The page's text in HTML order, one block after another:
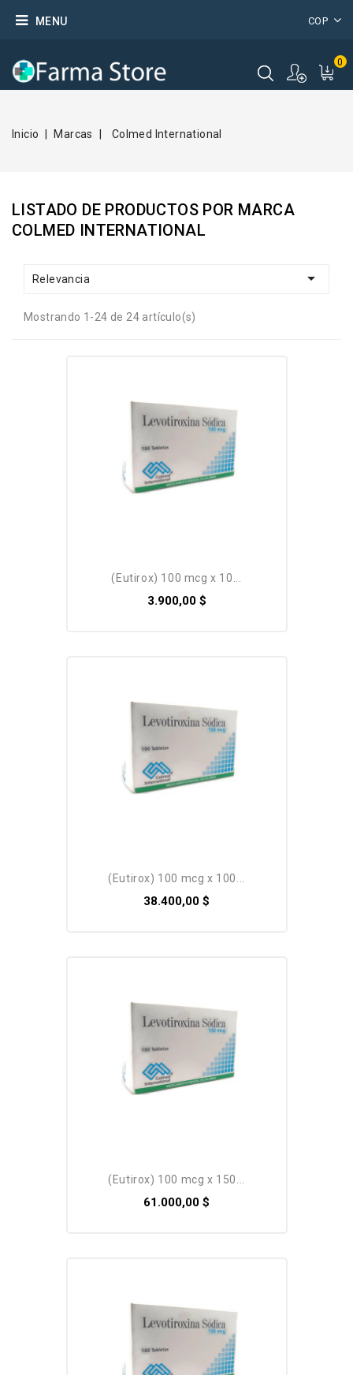
COP
MENU
0
Inicio Marcas Colmed International
LISTADO DE PRODUCTOS POR MARCA
COLMED INTERNATIONAL
Relevancia 
Mostrando 1-24 de 24 artículo(s)
(eutirox) 100 mcg x 10...
3.900,00 $
(eutirox) 100 mcg x 100...
38.400,00 $
(eutirox) 100 mcg x 150...
61.000,00 $